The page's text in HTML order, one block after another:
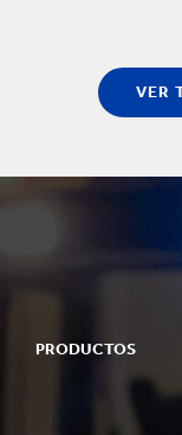
VER
PRODUCTOS